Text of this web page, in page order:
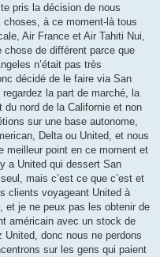
pris la décision de nous
à ce moment-là tous
Air France et Air Tahiti Nui,
de différent parce que
n’était pas très
décidé de le faire via San
la part de marché, la
du nord de la Californie et non
sur une base autonome,
Delta ou United, et nous
meilleur point en ce moment et
a United qui dessert San
mais c’est ce que c’est et
clients voyageant United à
et je ne peux pas les obtenir de
américain avec un stock de
donc nous ne perdons
sur les gens qui paient